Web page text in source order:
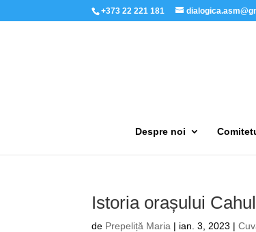
+373 22 221 181
Despre noi
Istoria orașului
de Prepeliță Maria | ian. 3, 2023 |